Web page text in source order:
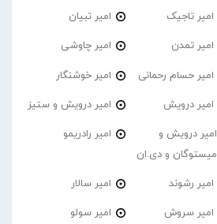
امیر تاجیک امیر تبیان
امیر تمدن امیر چاوشی
امیر حسام رحمانی امیر خوشنگار
امیر درویش امیر درویش و ستیز
امیر درویش و
میستوگان و دی.ان
امیر رادریمو
امیر رشوند امیر سالار
امیر سروش امیر سولو